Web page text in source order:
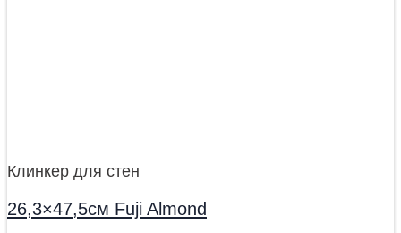
Клинкер для стен
26,3×47,5см Fuji Almond